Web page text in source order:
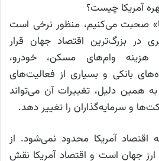
آمریکا چیست؟
صحبت می‌کنیم، منظور نرخی است
در بزرگ‌ترین اقتصاد جهان قرار
وام‌های مسکن، خودرو،
بانکی و بسیاری از فعالیت‌های
همین دلیل، تغییرات آن می‌تواند
و سرمایه‌گذاران را تغییر دهد.
اقتصاد آمریکا محدود نمی‌شود. از
ارز جهان است و اقتصاد آمریکا نقش